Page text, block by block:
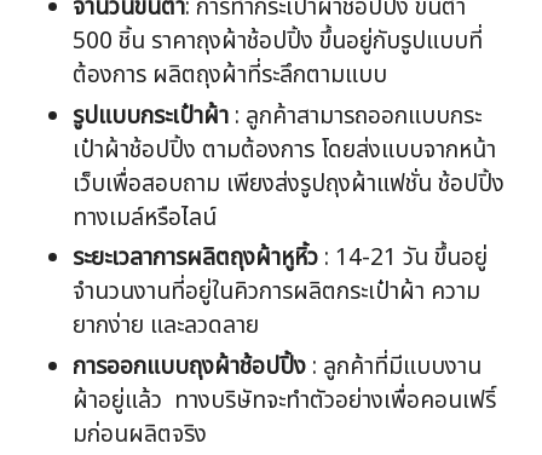
จำนวนขั้นต่ำ: การทำกระเป๋าผ้าช้อปปิ้ง ขั้นต่ำ
500 ชิ้น ราคาถุงผ้าช้อปปิ้ง ขึ้นอยู่กับรูปแบบที่
ต้องการ ผลิตถุงผ้าที่ระลึกตามแบบ
รูปแบบกระเป๋าผ้า : ลูกค้าสามารถออกแบบกระ
เป๋าผ้าช้อปปิ้ง ตามต้องการ โดยส่งแบบจากหน้า
เว็บเพื่อสอบถาม เพียงส่งรูปถุงผ้าแฟชั่น ช้อปปิ้ง
ทางเมล์หรือไลน์
ระยะเวลาการผลิตถุงผ้าหูหิ้ว : 14-21 วัน ขึ้นอยู่
จำนวนงานที่อยู่ในคิวการผลิตกระเป๋าผ้า ความ
ยากง่าย และลวดลาย
การออกแบบถุงผ้าช้อปปิ้ง : ลูกค้าที่มีแบบงาน
ผ้าอยู่แล้ว ทางบริษัทจะทำตัวอย่างเพื่อคอนเฟริ์
มก่อนผลิตจริง